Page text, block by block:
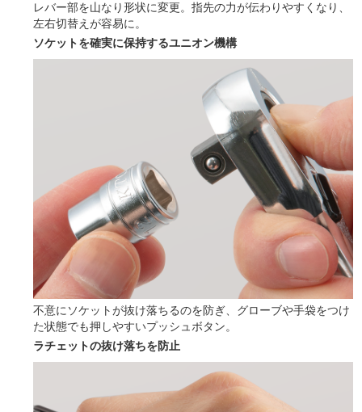
レバー部を山なり形状に変更。指先の力が伝わりやすくなり、
左右切替えが容易に。
ソケットを確実に保持するユニオン機構
不意にソケットが抜け落ちるのを防ぎ、グローブや手袋をつけ
た状態でも押しやすいプッシュボタン。
ラチェットの抜け落ちを防止